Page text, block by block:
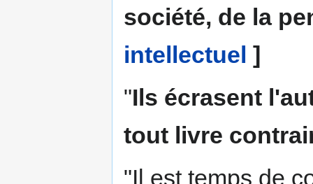
société, de la
intellectuel ]
"Ils écrasent
tout livre
"Il est temps de